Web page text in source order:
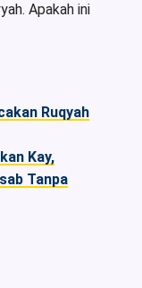
Apakah ini
Ruqyah
Kay,
Tanpa